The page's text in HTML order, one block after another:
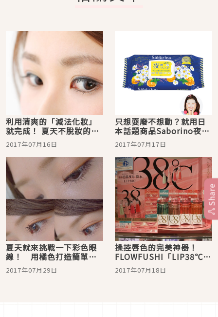
利用清爽的「減法化妝」
就完成！ 夏天不脫妝的小
秘訣
2017年07月16日
只想耍廢不想動？就用日
本話題商品Saborino夜間
系列來滿足你吧！
2017年07月17日
夏天就來挑戰一下彩色眼
線！ 用橘色打造簡單日
系夏季妝容♡
2017年07月29日
操控唇色的完美神器！
FLOWFUSHI「LIP38℃」
現正熱賣中
2017年07月18日
Share